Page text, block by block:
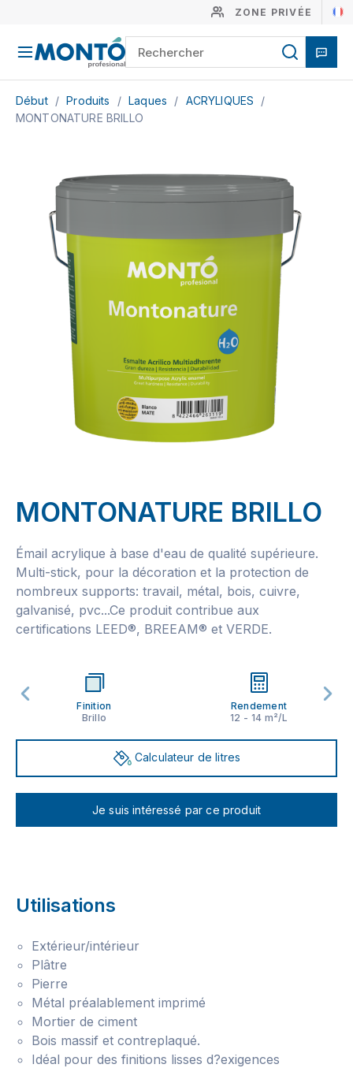
ZONE PRIVÉE
Début / Produits / Laques / ACRYLIQUES
/
MONTONATURE BRILLO
MONTONATURE BRILLO
Émail acrylique à base d'eau de qualité supérieure.
Multi-stick, pour la décoration et la protection de
nombreux supports: travail, métal, bois, cuivre,
galvanisé, pvc...Ce produit contribue aux
certifications LEED®, BREEAM® et VERDE.
Finition
Brillo
Rendement
12 - 14 m²/L
Calculateur de litres
Je suis intéressé par ce produit
Utilisations
Extérieur/intérieur
Plâtre
Pierre
Métal préalablement imprimé
Mortier de ciment
Bois massif et contreplaqué.
Idéal pour des finitions lisses d?exigences